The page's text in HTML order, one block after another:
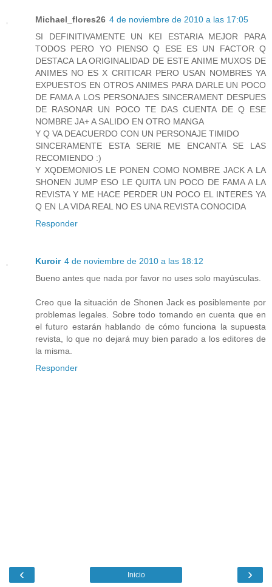
Michael_flores26 4 de noviembre de 2010 a las 17:05
SI DEFINITIVAMENTE UN KEI ESTARIA MEJOR PARA
TODOS PERO YO PIENSO Q ESE ES UN FACTOR Q
DESTACA LA ORIGINALIDAD DE ESTE ANIME MUXOS DE
ANIMES NO ES X CRITICAR PERO USAN NOMBRES YA
EXPUESTOS EN OTROS ANIMES PARA DARLE UN POCO
DE FAMA A LOS PERSONAJES SINCERAMENT DESPUES
DE RASONAR UN POCO TE DAS CUENTA DE Q ESE
NOMBRE JA+ A SALIDO EN OTRO MANGA
Y Q VA DEACUERDO CON UN PERSONAJE TIMIDO
SINCERAMENTE ESTA SERIE ME ENCANTA SE LAS
RECOMIENDO :)
Y XQDEMONIOS LE PONEN COMO NOMBRE JACK A LA
SHONEN JUMP ESO LE QUITA UN POCO DE FAMA A LA
REVISTA Y ME HACE PERDER UN POCO EL INTERES YA
Q EN LA VIDA REAL NO ES UNA REVISTA CONOCIDA
Responder
Kuroir 4 de noviembre de 2010 a las 18:12
Bueno antes que nada por favor no uses solo mayúsculas.
Creo que la situación de Shonen Jack es posiblemente por
problemas legales. Sobre todo tomando en cuenta que en
el futuro estarán hablando de cómo funciona la supuesta
revista, lo que no dejará muy bien parado a los editores de
la misma.
Responder
‹ ›
Inicio